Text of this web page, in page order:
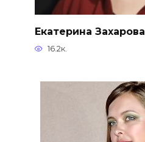
Екатерина Захарова
16.2к.